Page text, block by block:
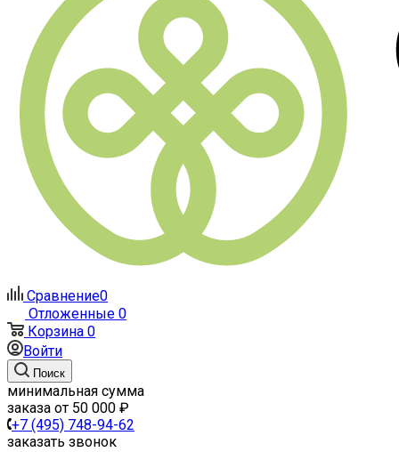
Сравнение0
Отложенные 0
Корзина 0
Войти
Поиск
минимальная сумма
заказа от 50 000 ₽
+7 (495) 748-94-62
заказать звонок